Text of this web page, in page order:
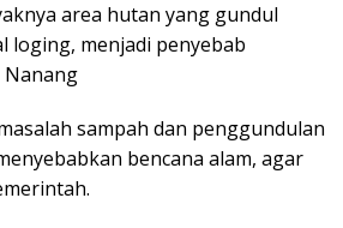
area hutan yang gundul
loging, menjadi penyebab
Nanang
sampah dan penggundulan
bencana alam, agar